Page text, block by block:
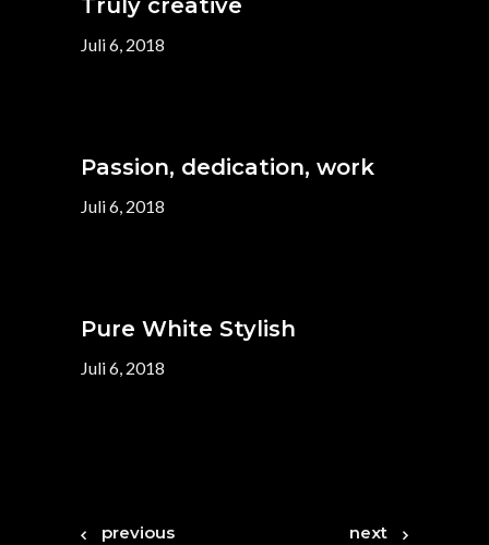
Truly creative
Juli 6, 2018
Passion, dedication, work
Juli 6, 2018
Pure White Stylish
Juli 6, 2018
previous next